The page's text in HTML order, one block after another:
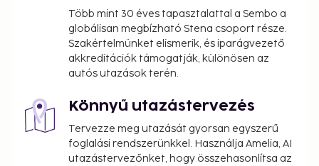
Több mint 30 éves tapasztalattal a Sembo a
globálisan megbízható Stena csoport része.
Szakértelmünket elismerik, és iparágvezető
akkreditációk támogatják, különösen az
autós utazások terén.
Könnyű utazástervezés
Tervezze meg utazását gyorsan egyszerű
foglalási rendszerünkkel. Használja Amelia, AI
utazástervezőnket, hogy összehasonlítsa az